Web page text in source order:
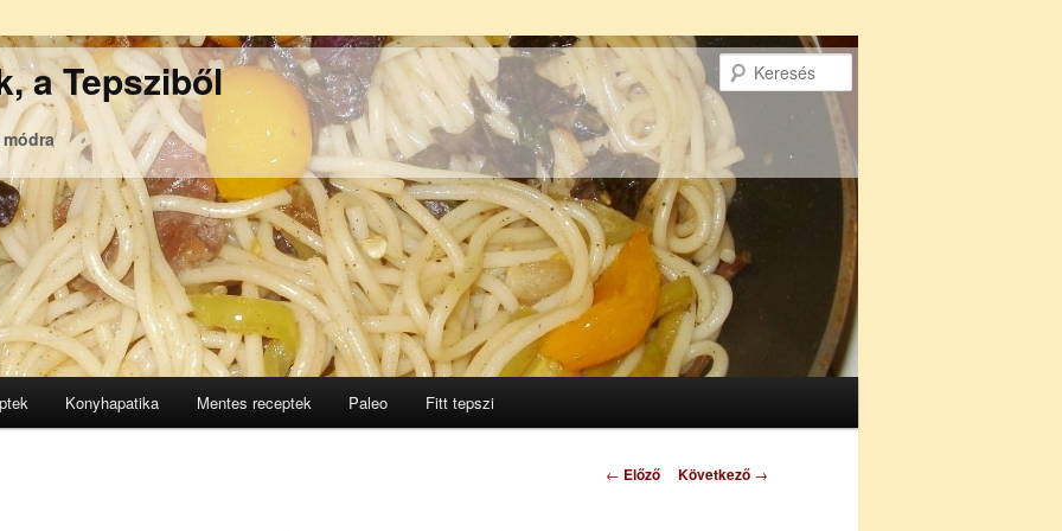
a Tepsziből
Konyhapatika Mentes receptek Paleo Fitt tepszi
Bejegyzés
← Előző Következő →